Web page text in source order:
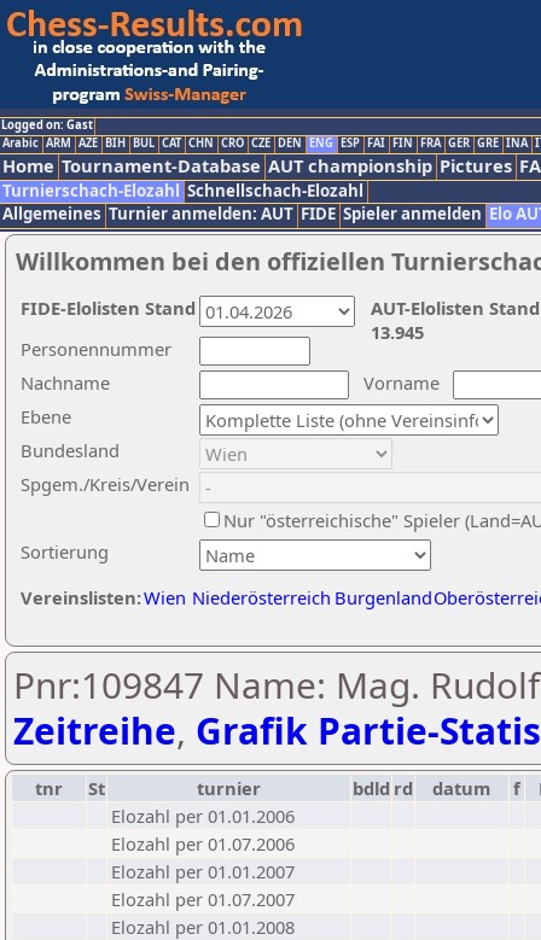
Logged on: Gast
Arabic ARM AZE BIH BUL CAT CHN CRO CZE DEN ENG ESP FAI FIN FRA GER GRE INA
Home Tournament-Database AUT championship Pictures
Turnierschach-Elozahl Schnellschach-Elozahl
Allgemeines Turnier anmelden: AUT FIDE Spieler anmelden Elo
Willkommen bei den offiziellen
Nachname
Vorname
Ebene
Sortierung
Personennummer
Bundesland
Spgem./Kreis/Verein
Nur "österreichische" Spieler
Vereinslisten:Wien Niederösterreich Burgenland
AUT-Elolisten
13.945
FIDE-Elolisten Stand
Pnr:109847 Name: Mag.
Zeitreihe, Grafik Partie-
tnr St turnier bdld rd datum f
Elozahl per 01.01.2006
Elozahl per 01.07.2006
Elozahl per 01.01.2007
Elozahl per 01.07.2007
Elozahl per 01.01.2008